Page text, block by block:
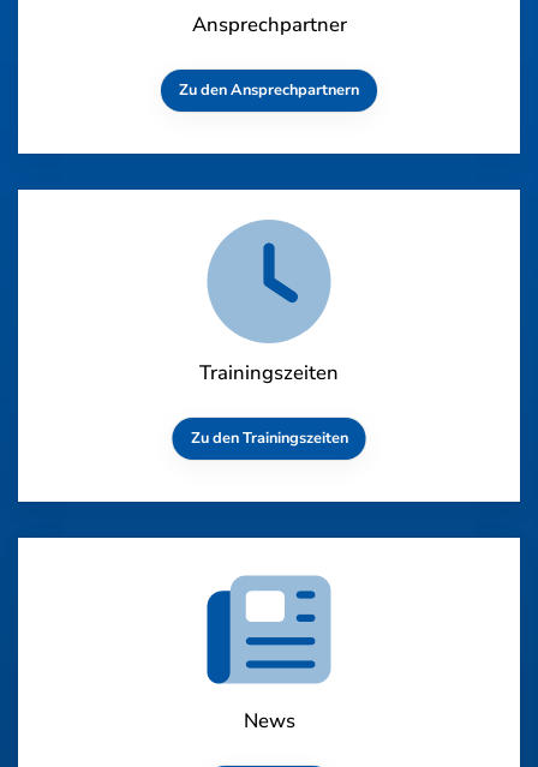
Ansprechpartner
Zu den Ansprechpartnern
Trainingszeiten
Zu den Trainingszeiten
News